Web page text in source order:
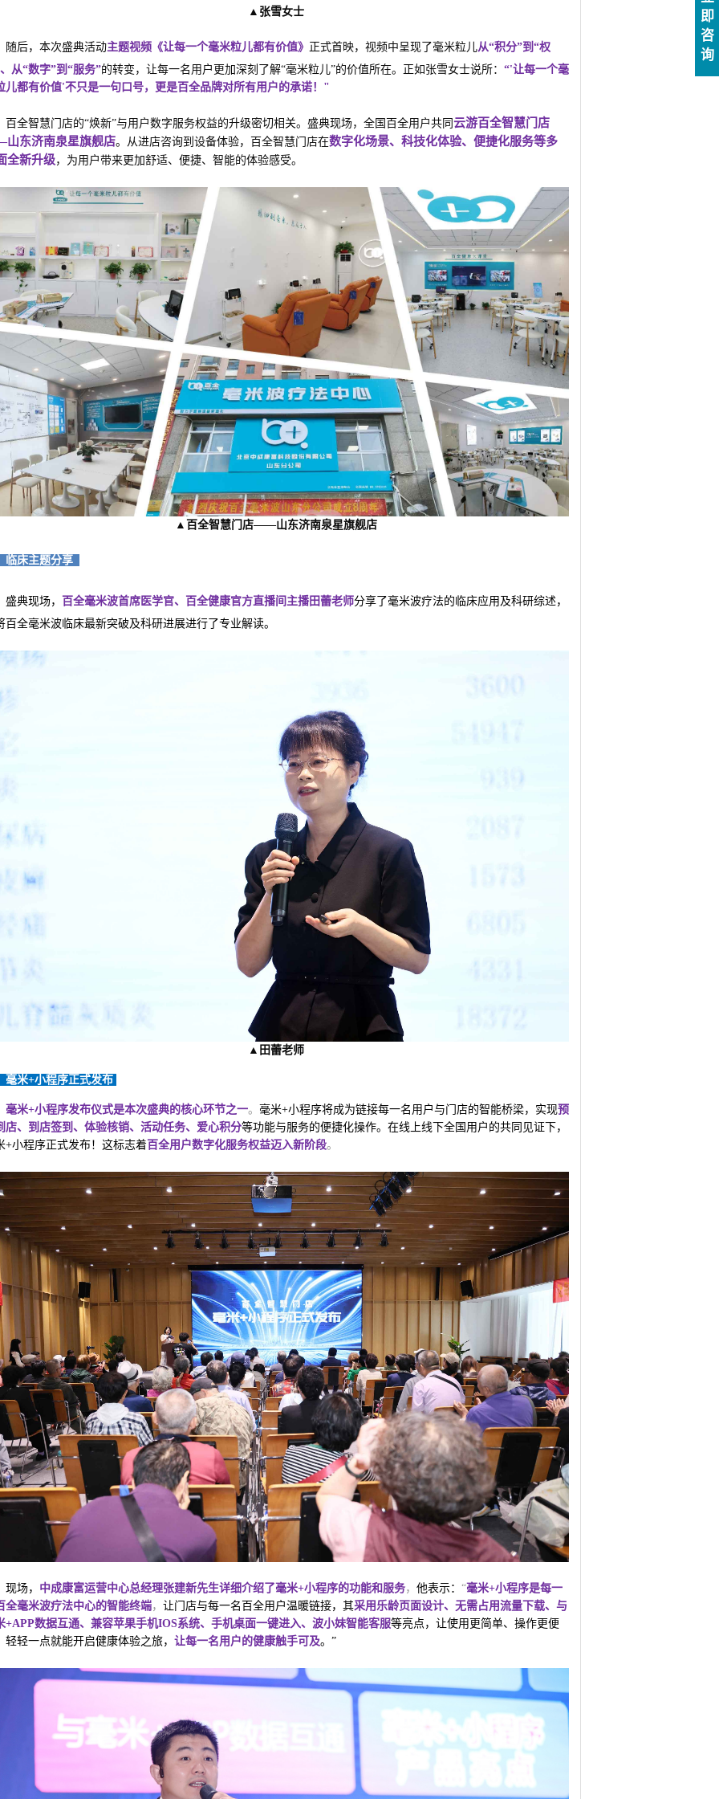
▲张雪女士
随后，本次盛典活动主题视频《让每一个毫米粒儿都有价值》 正式首映，视频中呈现了毫米粒儿从“积分”到“权
从“数字”到“服务”的转变，让每一名用户更加深刻了解“毫米粒儿”的价值所在。正如张雪女士说所： “'让每一个毫
儿都有价值'不只是一句口号，更是百全品牌对所有用户的承诺！"
百全智慧门店的“焕新”与用户数字服务权益的升级密切相关。盛典现场，全国百全用户共同云游百全智慧门店
东济南泉星旗舰店。从进店咨询到设备体验，百全智慧门店在数字化场景、科技化体验、便捷化服务等多
全新升级，为用户带来更加舒适、便捷、智能的体验感受。
▲百全智慧门店——山东济南泉星旗舰店
临床主题分享
盛典现场， 百全毫米波首席医学官、百全健康官方直播间主播田蕾老师分享 了毫米波疗法的临床应用及科研综述，
百全毫米波临床最新突破及科研进展进行了专业解读。
▲田蕾老师
毫米+小程序正式发布
毫米+小程序发布仪式是本次盛典的核心环节之一。 毫米+小程序将成为链接每一名用户与门店的智能桥梁，实现预
店、到店签到、体验核销、活动任务、爱心积分等功能与服务的便捷化操作。在线上线下全国用户的共同见证下，
+小程序正式发布！这标志着 百全用户数字化服务权益迈入新阶段。
现场， 中成康富运营中心总经理张建新先生详细介绍了毫米+小程序的功能和服务， 他表示： “毫米+小程序是每一
全毫米波疗法中心的智能终端， 让门店与每一名百全用户温暖链接，其采用乐龄页面设计、无需占用流量下载、与
+APP数据互通、兼容苹果手机IOS系统、手机桌面一键进入、波小妹智能客服等亮点，让使用更简单、操作更便
轻轻一点就能开启健康体验之旅， 让每一名用户的健康触手可及。”
即
咨
询